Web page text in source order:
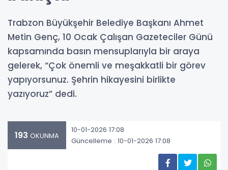
Trabzon Büyükşehir Belediye Başkanı Ahmet
Metin Genç, 10 Ocak Çalışan Gazeteciler Günü
kapsamında basın mensuplarıyla bir araya
gelerek, “Çok önemli ve meşakkatli bir görev
yapıyorsunuz. Şehrin hikayesini birlikte
yazıyoruz” dedi.
193 OKUNMA
10-01-2026 17:08
Güncelleme : 10-01-2026 17:08